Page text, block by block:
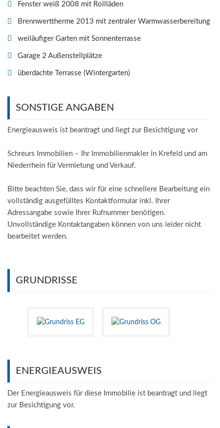
Fenster weiß 2008 mit Rollläden
Brennwerttherme 2013 mit zentraler Warmwasserbereitung
weiläufiger Garten mit Sonnenterrasse
Garage 2 Außenstellplätze
überdachte Terrasse (Wintergarten)
SONSTIGE ANGABEN
Energieausweis ist beantragt und liegt zur Besichtigung vor
Schreurs Immobilien – Ihr Immobilienmakler in Krefeld und am
Niederrhein für Vermietung und Verkauf.
Bitte beachten Sie, dass wir für eine schnellere Bearbeitung ein
vollständig ausgefülltes Kontaktformular inkl. Ihrer
Adressangabe sowie Ihrer Rufnummer benötigen.
Unvollständige Kontaktangaben können von uns leider nicht
bearbeitet werden.
GRUNDRISSE
ENERGIEAUSWEIS
Der Energieausweis für diese Immobilie ist beantragt und liegt
zur Besichtigung vor.